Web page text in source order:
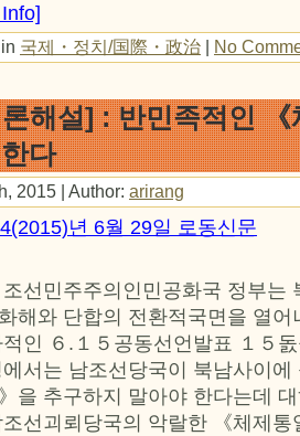
국제・정치/国際・政治 | No
해설] : 반민족적인
다
2015 | Author: arirang
년 6월 29일 로동신문
선민주주의인민공화국 정부는
해와 단합의 전환적국면을 열
인 ６.１５공동선언발표 １５
서는 남조선당국이 북남사이
을 추구하지 말아야 한다는데
선괴뢰당국의 악랄한 《체제